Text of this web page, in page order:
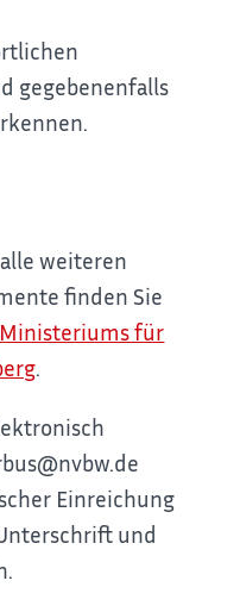
gegebenenfalls
weiteren
finden Sie
für
.
Einreichung
und